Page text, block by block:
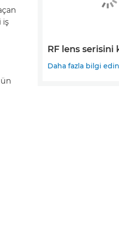
iş
RF lens serisini
Daha fazla bilgi